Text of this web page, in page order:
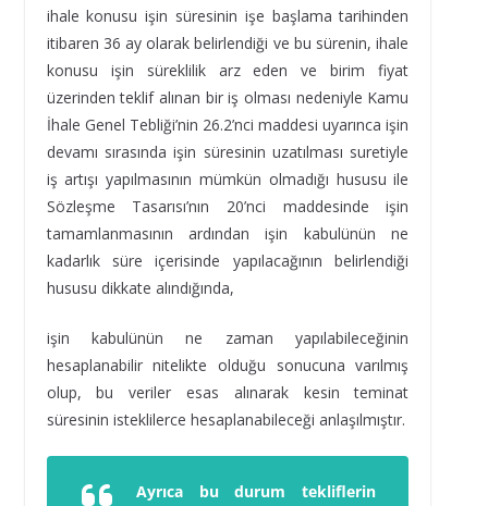
ihale konusu işin süresinin işe başlama tarihinden
itibaren 36 ay olarak belirlendiği ve bu sürenin, ihale
konusu işin süreklilik arz eden ve birim fiyat
üzerinden teklif alınan bir iş olması nedeniyle Kamu
İhale Genel Tebliği’nin 26.2’nci maddesi uyarınca işin
devamı sırasında işin süresinin uzatılması suretiyle
iş artışı yapılmasının mümkün olmadığı hususu ile
Sözleşme Tasarısı’nın 20’nci maddesinde işin
tamamlanmasının ardından işin kabulünün ne
kadarlık süre içerisinde yapılacağının belirlendiği
hususu dikkate alındığında,
işin kabulünün ne zaman yapılabileceğinin
hesaplanabilir nitelikte olduğu sonucuna varılmış
olup, bu veriler esas alınarak kesin teminat
süresinin isteklilerce hesaplanabileceği anlaşılmıştır.
Ayrıca bu durum tekliflerin